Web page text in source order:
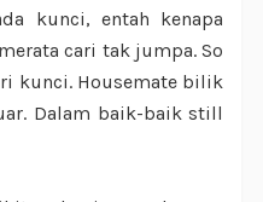
kunci, entah kenapa
cari tak jumpa. So
kunci. Housemate bilik
Dalam baik-baik still